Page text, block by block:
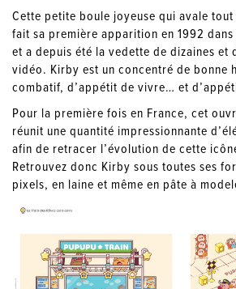
Cette petite boule joyeuse qui avale tout
fait sa première apparition en 1992 dans
et a depuis été la vedette de dizaines et
vidéo. Kirby est un concentré de bonne
combatif, d’appétit de vivre… et
Pour la première fois en France, cet
réunit une quantité impressionnante
afin de retracer l’évolution de cette
Retrouvez donc Kirby sous toutes ses
pixels, en laine et même en pâte à